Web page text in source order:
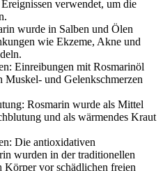
verwendet, um die
wurde in Salben und Ölen
wie Ekzeme, Akne und
Einreibungen mit Rosmarinöl
und Gelenkschmerzen
Rosmarin wurde als Mittel
und als wärmendes Kraut
Die antioxidativen
wurden in der traditionellen
Körper vor schädlichen freien